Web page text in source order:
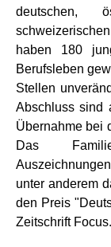
deutschen,
haben 180
Berufsleben
Stellen
Abschluss sind
Übernahme bei
Das
unter anderem
den Preis
Zeitschrift Focus.